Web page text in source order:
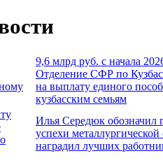
9,6 млрд руб. с начала
Отделение СФР по
на выплату единого
кузбасским семьям
Илья Середюк обозначил
успехи металлургической
наградил лучших